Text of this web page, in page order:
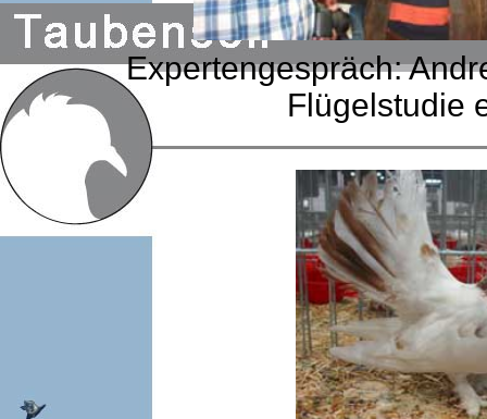
Expertengespräch:
Flügelstudie